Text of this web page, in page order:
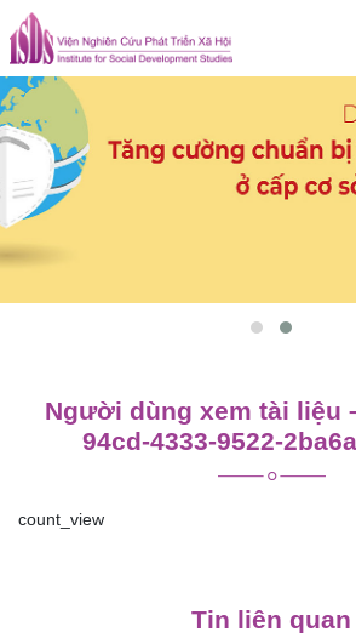
Skip
to
content
Người dùng xem tài liệu
94cd-4333-9522-
count_view
Tin liên quan